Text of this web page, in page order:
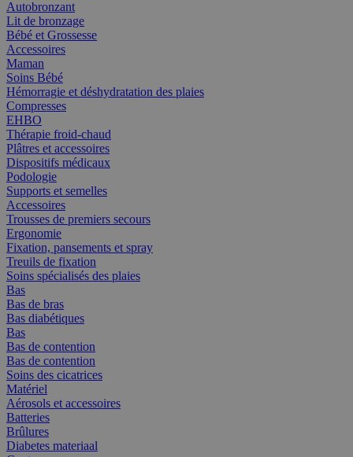
Autobronzant
Lit de bronzage
Bébé et Grossesse
Accessoires
Maman
Soins Bébé
Hémorragie et déshydratation des plaies
Compresses
EHBO
Thérapie froid-chaud
Plâtres et accessoires
Dispositifs médicaux
Podologie
Supports et semelles
Accessoires
Trousses de premiers secours
Ergonomie
Fixation, pansements et spray
Treuils de fixation
Soins spécialisés des plaies
Bas
Bas de bras
Bas diabétiques
Bas
Bas de contention
Bas de contention
Soins des cicatrices
Matériel
Aérosols et accessoires
Batteries
Brûlures
Diabetes materiaal